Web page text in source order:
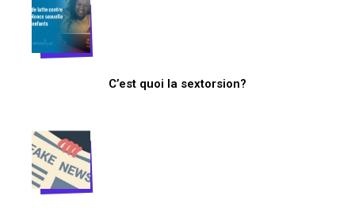
C’est quoi la sextorsion?